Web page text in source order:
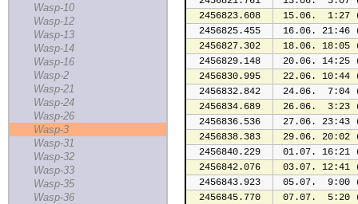
Wasp-10
Wasp-12
Wasp-13
Wasp-14
Wasp-16
Wasp-2
Wasp-21
Wasp-24
Wasp-26
Wasp-3
Wasp-31
Wasp-32
Wasp-33
Wasp-35
Wasp-36
2456823.608
15.06.  1:27
2456825.455
16.06. 21:46
2456827.302
18.06. 18:05
2456829.148
20.06. 14:25
2456830.995
22.06. 10:44
2456832.842
24.06.  7:04
2456834.689
26.06.  3:23
2456836.536
27.06. 23:43
2456838.383
29.06. 20:02
2456840.229
01.07. 16:21
2456842.076
03.07. 12:41
2456843.923
05.07.  9:00
2456845.770
07.07.  5:20